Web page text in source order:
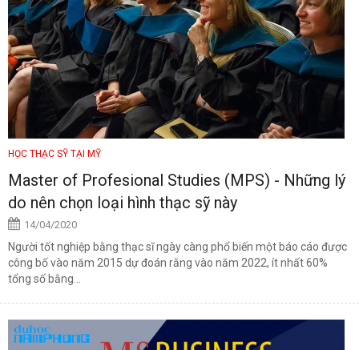
HỌC THẠC SỸ TẠI MỸ
Master of Profesional Studies (MPS) - Những lý
do nên chọn loại hình thạc sỹ này
14/04/2020
Người tốt nghiệp bằng thạc sĩ ngày càng phổ biến một báo cáo được
công bố vào năm 2015 dự đoán rằng vào năm 2022, ít nhất 60%
tổng số bằng...